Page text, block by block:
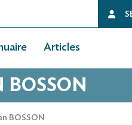
Articles
BOSSON
BOSSON